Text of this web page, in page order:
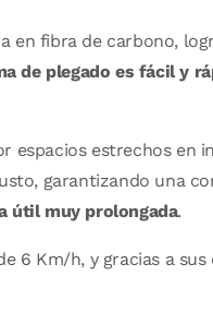
en fibra de carbono,
de plegado es fácil y
espacios estrechos en
garantizando una
útil muy prolongada.
6 Km/h, y gracias a